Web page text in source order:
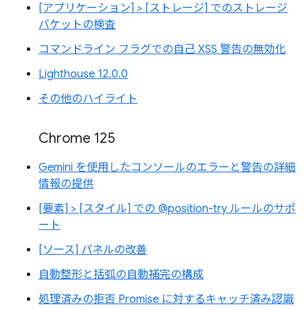
[アプリケーション] > [ストレージ] でのストレージ
バケットの検査
コマンドライン フラグでの自己 XSS 警告の無効化
Lighthouse 12.0.0
その他のハイライト
Chrome 125
Gemini を使用したコンソールのエラーと警告の詳細
情報の提供
[要素] > [スタイル] での @position-try ルールのサポ
ート
[ソース] パネルの改善
自動整形と括弧の自動補完の構成
処理済みの拒否 Promise に対するキャッチ済み認識